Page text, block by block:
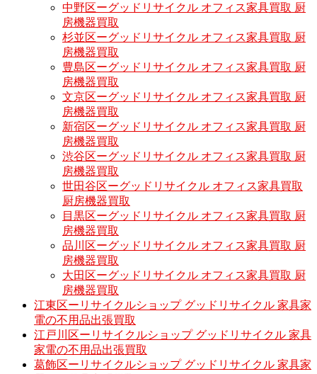
中野区ーグッドリサイクル オフィス家具買取 厨
房機器買取
杉並区ーグッドリサイクル オフィス家具買取 厨
房機器買取
豊島区ーグッドリサイクル オフィス家具買取 厨
房機器買取
文京区ーグッドリサイクル オフィス家具買取 厨
房機器買取
新宿区ーグッドリサイクル オフィス家具買取 厨
房機器買取
渋谷区ーグッドリサイクル オフィス家具買取 厨
房機器買取
世田谷区ーグッドリサイクル オフィス家具買取
厨房機器買取
目黒区ーグッドリサイクル オフィス家具買取 厨
房機器買取
品川区ーグッドリサイクル オフィス家具買取 厨
房機器買取
大田区ーグッドリサイクル オフィス家具買取 厨
房機器買取
江東区ーリサイクルショップ グッドリサイクル 家具家
電の不用品出張買取
江戸川区ーリサイクルショップ グッドリサイクル 家具
家電の不用品出張買取
葛飾区ーリサイクルショップ グッドリサイクル 家具家